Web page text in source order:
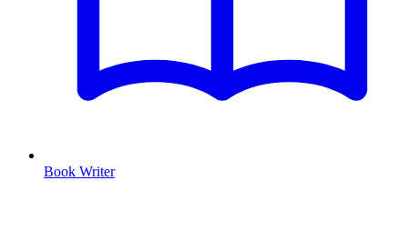
Book Writer